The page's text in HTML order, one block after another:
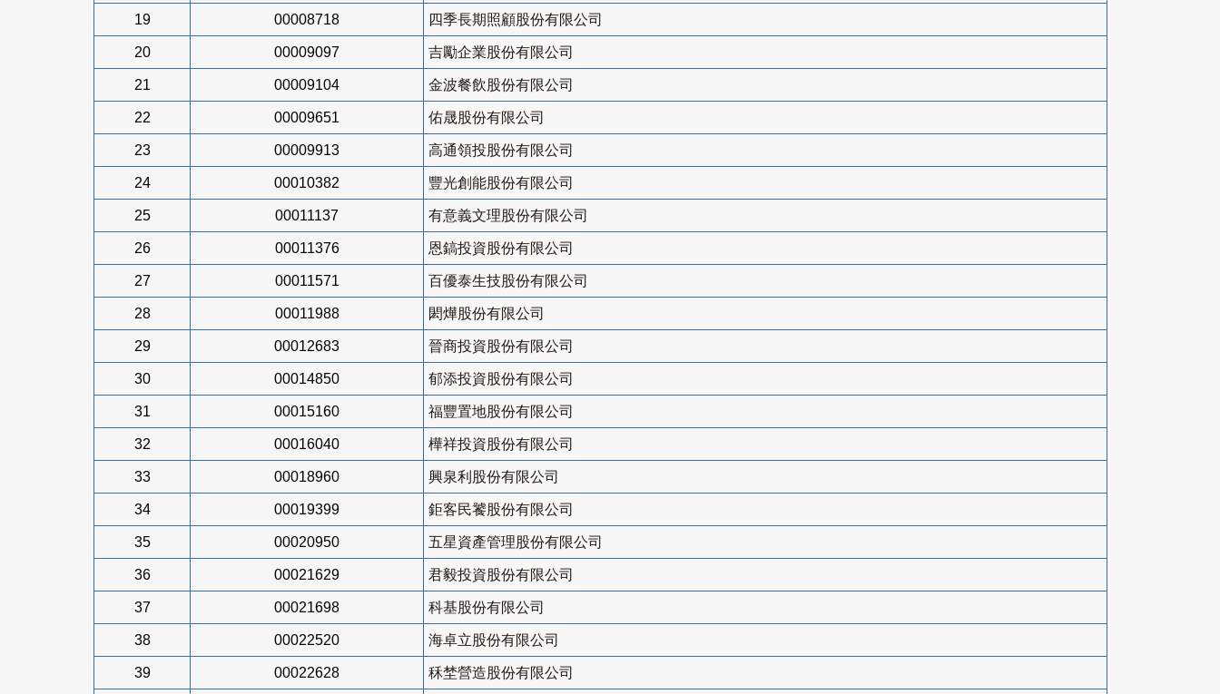
19 00008718 四季長期照顧股份有限公司
20 00009097 吉勵企業股份有限公司
21 00009104 金波餐飲股份有限公司
22 00009651 佑晟股份有限公司
23 00009913 高通領投股份有限公司
24 00010382 豐光創能股份有限公司
25 00011137 有意義文理股份有限公司
26 00011376 恩鎬投資股份有限公司
27 00011571 百優泰生技股份有限公司
28 00011988 閎燁股份有限公司
29 00012683 晉商投資股份有限公司
30 00014850 郁添投資股份有限公司
31 00015160 福豐置地股份有限公司
32 00016040 樺祥投資股份有限公司
33 00018960 興泉利股份有限公司
34 00019399 鉅客民饕股份有限公司
35 00020950 五星資產管理股份有限公司
36 00021629 君毅投資股份有限公司
37 00021698 科基股份有限公司
38 00022520 海卓立股份有限公司
39 00022628 秝埜營造股份有限公司